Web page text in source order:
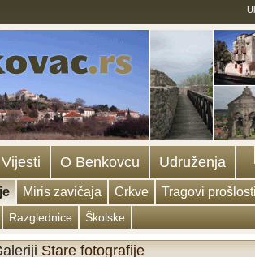
Vijesti O Benkovcu Udruženja
Miris zavičaja Crkve Tragovi
Razglednice Školske
Stare fotografije